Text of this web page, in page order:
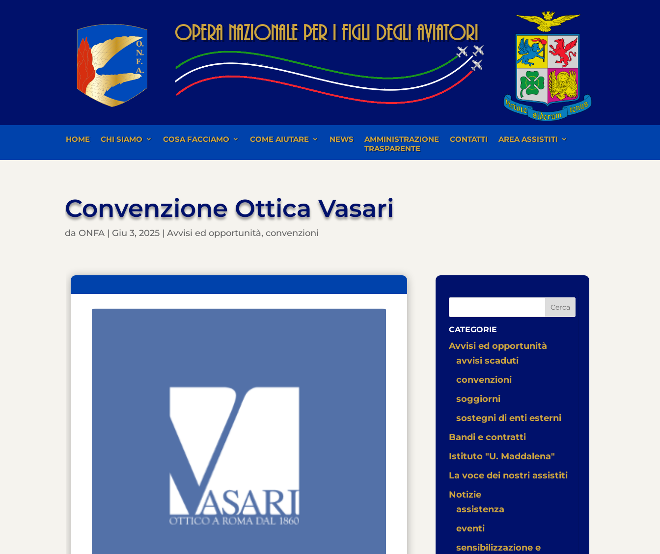
Opera Nazionale per i Figli degli Aviatori
HOME CHI SIAMO COSA FACCIAMO COME AIUTARE NEWS
AMMINISTRAZIONE
TRASPARENTE
CONTATTI AREA ASSISTITI
Convenzione Ottica Vasari
da ONFA | Giu 3, 2025 | Avvisi ed opportunità, convenzioni
Cerca
CATEGORIE
Avvisi ed opportunità
avvisi scaduti
convenzioni
soggiorni
sostegni di enti esterni
Bandi e contratti
Istituto "U. Maddalena"
La voce dei nostri assistiti
Notizie
assistenza
eventi
sensibilizzazione e